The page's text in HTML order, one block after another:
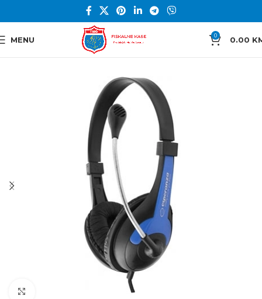
MENU 0 0.00